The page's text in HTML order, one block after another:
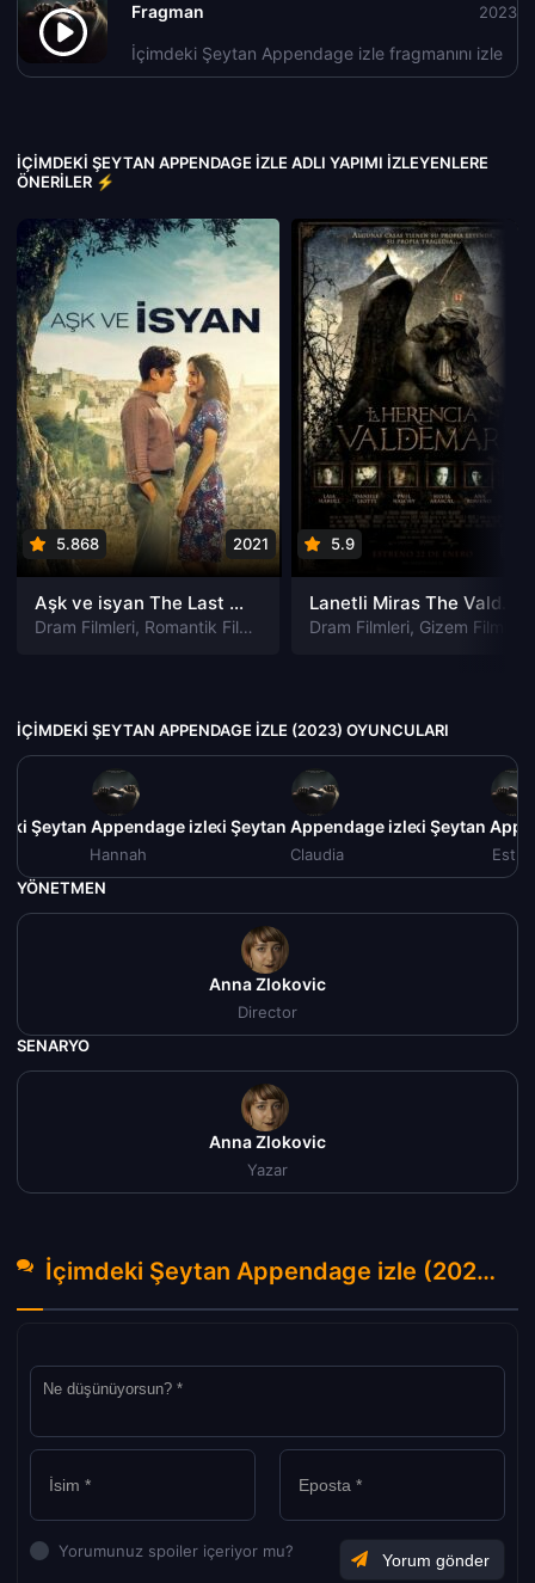
Fragman
İçimdeki Şeytan Appendage izle fragmanını izle
2023
İÇIMDEKI ŞEYTAN APPENDAGE IZLE ADLI YAPIMI İZLEYENLERE
ÖNERILER ⚡
5.868 2021
Aşk ve isyan The Last Parasido izle
Dram Filmleri, Romantik Filmleri
5.9
Dram Filmleri, Gizem Filmleri
İÇIMDEKI ŞEYTAN APPENDAGE IZLE (2023) OYUNCULARI
Şeytan Appendage izle (2023)
Hannah
İçimdeki Şeytan Appendage izle (2023)
Claudia
İçimdeki Şeytan
YÖNETMEN
Anna Zlokovic
Director
SENARYO
Anna Zlokovic
Yazar
İçimdeki Şeytan Appendage izle (2023) Hakkında Yorumlar
Yorumunuz spoiler içeriyor mu?